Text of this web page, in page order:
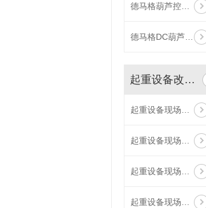
德马格葫芦控制手柄，悬挂控制器，手电门 DSC10-C 77335245
德马格DC葫芦手柄线、DSC控制线缆 71881033
起重设备改造/安装/维修
起重设备现场改造
起重设备现场安装
起重设备现场维修
起重设备现场维修